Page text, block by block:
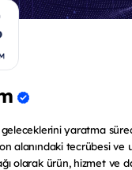
geleceklerini yaratma
alanındaki tecrübesi ve
olarak ürün, hizmet ve